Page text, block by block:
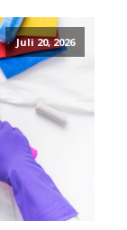
Juli 20, 2026